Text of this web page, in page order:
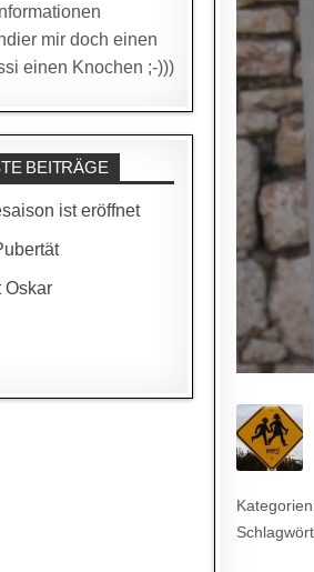
mir doch einen
einen Knochen ;-)))
BEITRÄGE
ist eröffnet
Oskar